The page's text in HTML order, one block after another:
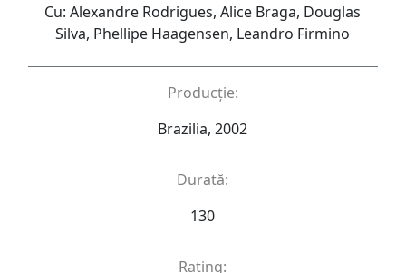
Cu: Alexandre Rodrigues, Alice Braga, Douglas
Silva, Phellipe Haagensen, Leandro Firmino
Producție:
Brazilia, 2002
Durată:
130
Rating: